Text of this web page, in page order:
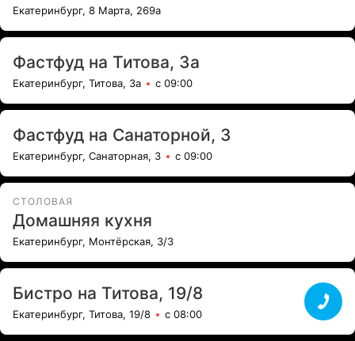
Екатеринбург, 8 Марта, 269а
Фастфуд на Титова, 3а
Екатеринбург, Титова, 3а с 09:00
Фастфуд на Санаторной, 3
Екатеринбург, Санаторная, 3 с 09:00
СТОЛОВАЯ
Домашняя кухня
Екатеринбург, Монтёрская, 3/3
Бистро на Титова, 19/8
Екатеринбург, Титова, 19/8 с 08:00